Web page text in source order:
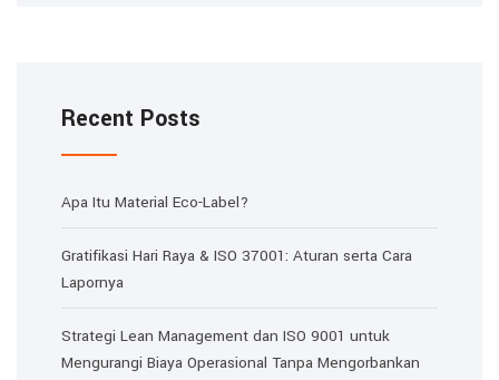
Recent Posts
Apa Itu Material Eco-Label?
Gratifikasi Hari Raya & ISO 37001: Aturan serta Cara
Lapornya
Strategi Lean Management dan ISO 9001 untuk
Mengurangi Biaya Operasional Tanpa Mengorbankan